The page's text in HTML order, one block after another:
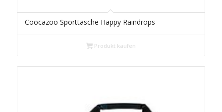
Coocazoo Sporttasche Happy Raindrops
Produkt kaufen